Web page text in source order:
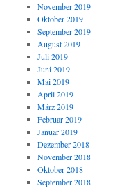
November 2019
Oktober 2019
September 2019
August 2019
Juli 2019
Juni 2019
Mai 2019
April 2019
März 2019
Februar 2019
Januar 2019
Dezember 2018
November 2018
Oktober 2018
September 2018